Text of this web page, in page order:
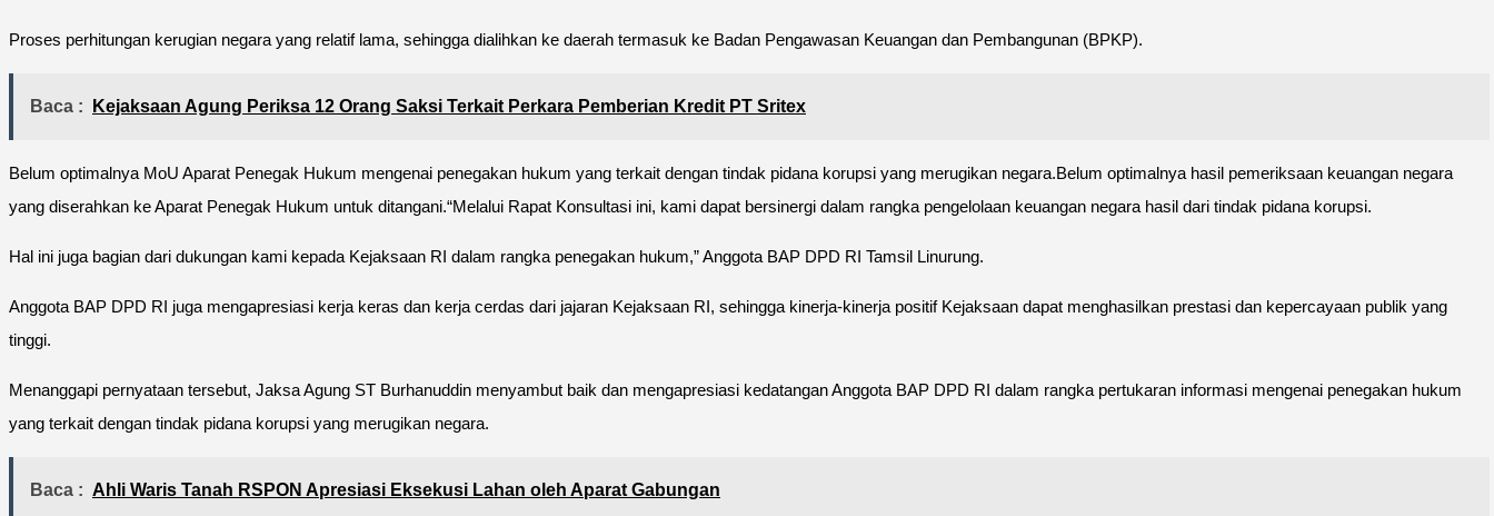
Proses perhitungan kerugian negara yang relatif lama, sehingga dialihkan ke daerah termasuk ke Badan Pengawasan Keuangan dan Pembangunan (BPKP).
Baca : Kejaksaan Agung Periksa 12 Orang Saksi Terkait Perkara Pemberian Kredit PT Sritex
Belum optimalnya MoU Aparat Penegak Hukum mengenai penegakan hukum yang terkait dengan tindak pidana korupsi yang merugikan negara.Belum optimalnya hasil pemeriksaan keuangan negara
yang diserahkan ke Aparat Penegak Hukum untuk ditangani.“Melalui Rapat Konsultasi ini, kami dapat bersinergi dalam rangka pengelolaan keuangan negara hasil dari tindak pidana korupsi.
Hal ini juga bagian dari dukungan kami kepada Kejaksaan RI dalam rangka penegakan hukum,” Anggota BAP DPD RI Tamsil Linurung.
Anggota BAP DPD RI juga mengapresiasi kerja keras dan kerja cerdas dari jajaran Kejaksaan RI, sehingga kinerja-kinerja positif Kejaksaan dapat menghasilkan prestasi dan kepercayaan publik yang
tinggi.
Menanggapi pernyataan tersebut, Jaksa Agung ST Burhanuddin menyambut baik dan mengapresiasi kedatangan Anggota BAP DPD RI dalam rangka pertukaran informasi mengenai penegakan hukum
yang terkait dengan tindak pidana korupsi yang merugikan negara.
Baca : Ahli Waris Tanah RSPON Apresiasi Eksekusi Lahan oleh Aparat Gabungan